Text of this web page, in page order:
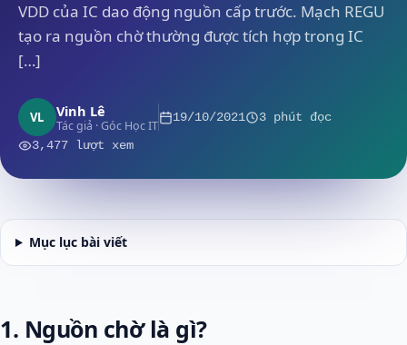
VDD của IC dao động nguồn cấp trước. Mạch REGU
tạo ra nguồn chờ thường được tích hợp trong IC
[…]
VL Vinh Lê
Tác giả · Góc Học IT
19/10/2021 3 phút đọc
3,477 lượt xem
Mục lục bài viết
1. Nguồn chờ là gì?